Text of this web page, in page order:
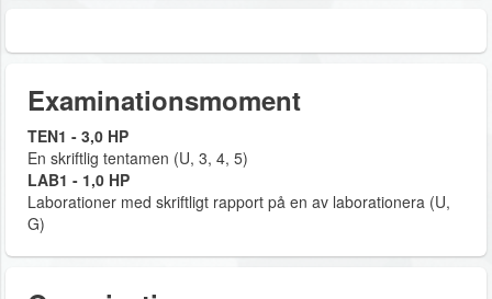
Examinationsmoment
TEN1 - 3,0 HP
En skriftlig tentamen (U, 3, 4, 5)
LAB1 - 1,0 HP
Laborationer med skriftligt rapport på en av laborationera (U,
G)